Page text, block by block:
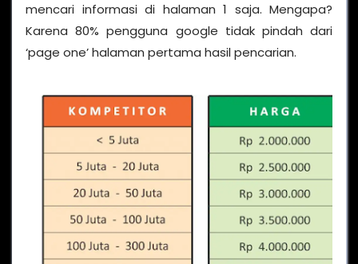
mencari informasi di halaman 1 saja. Mengapa?
Karena 80% pengguna google tidak pindah dari
‘page one’ halaman pertama hasil pencarian.